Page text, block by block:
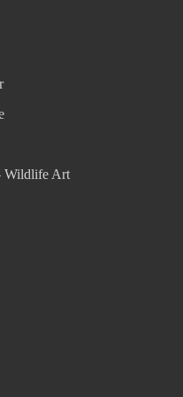
Wildlife Art